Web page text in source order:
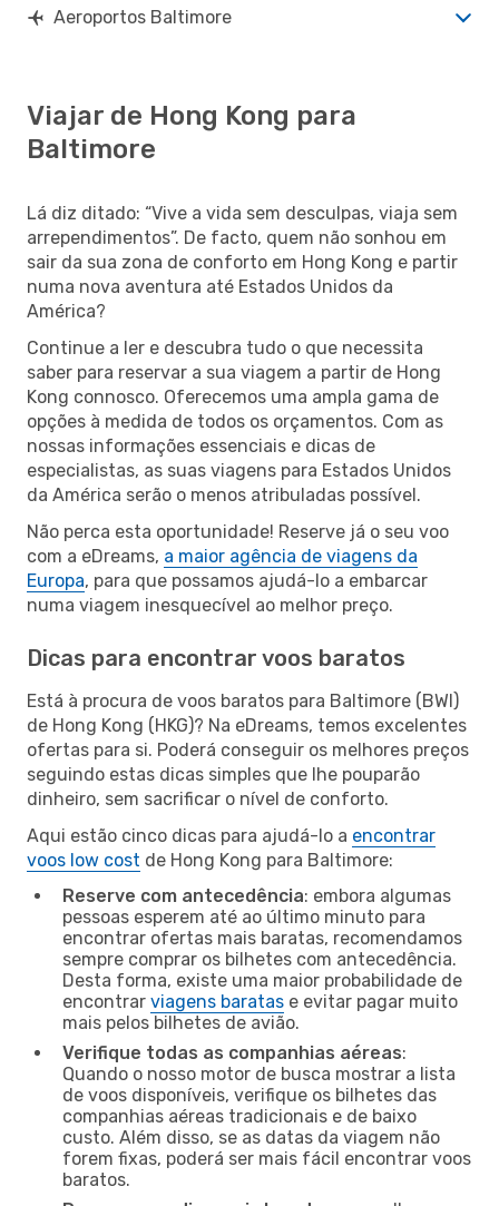
Aeroportos Baltimore
Viajar de Hong Kong para
Baltimore
Lá diz ditado: “Vive a vida sem desculpas, viaja sem
arrependimentos”. De facto, quem não sonhou em
sair da sua zona de conforto em Hong Kong e partir
numa nova aventura até Estados Unidos da
América?
Continue a ler e descubra tudo o que necessita
saber para reservar a sua viagem a partir de Hong
Kong connosco. Oferecemos uma ampla gama de
opções à medida de todos os orçamentos. Com as
nossas informações essenciais e dicas de
especialistas, as suas viagens para Estados Unidos
da América serão o menos atribuladas possível.
Não perca esta oportunidade! Reserve já o seu voo
com a eDreams, a maior agência de viagens da
Europa, para que possamos ajudá-lo a embarcar
numa viagem inesquecível ao melhor preço.
Dicas para encontrar voos baratos
Está à procura de voos baratos para Baltimore (BWI)
de Hong Kong (HKG)? Na eDreams, temos excelentes
ofertas para si. Poderá conseguir os melhores preços
seguindo estas dicas simples que lhe pouparão
dinheiro, sem sacrificar o nível de conforto.
Aqui estão cinco dicas para ajudá-lo a encontrar
voos low cost de Hong Kong para Baltimore:
Reserve com antecedência: embora algumas
pessoas esperem até ao último minuto para
encontrar ofertas mais baratas, recomendamos
sempre comprar os bilhetes com antecedência.
Desta forma, existe uma maior probabilidade de
encontrar viagens baratas e evitar pagar muito
mais pelos bilhetes de avião.
Verifique todas as companhias aéreas:
Quando o nosso motor de busca mostrar a lista
de voos disponíveis, verifique os bilhetes das
companhias aéreas tradicionais e de baixo
custo. Além disso, se as datas da viagem não
forem fixas, poderá ser mais fácil encontrar voos
baratos.